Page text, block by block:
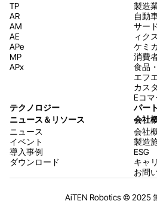
TP
AR
AM
AE
APe
MP
APx
製造
自動
サー
ィク
ケミ
消費
食品
エフ
カス
Eコ
テクノロジー
パー
ニュース＆リソース
ニュース
イベント
導入事例
ダウンロード
会社
会社
製造
ESG
キャ
お問
AiTEN Robotics © 2025